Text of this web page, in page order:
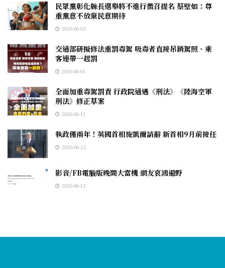
民眾黨彰化縣長選舉將不進行徵召提名 蔡壁如：尊
重黨意不放棄民意期待
2026-06-03
交通部研擬修法重罰毒駕 吸毒者直接吊銷駕照、乘
客連帶一起罰
2026-06-01
全面加重毒駕罰責 行政院通過《刑法》《陸海空軍
刑法》修正草案
2026-06-11
執政僅兩年！英國首相施凱爾請辭 新首相9月前接任
2026-06-22
影音/FB電腦版晚間大當機 網友哀鴻遍野
2026-06-12